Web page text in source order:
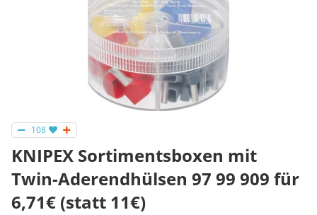
108
KNIPEX Sortimentsboxen mit
Twin-Aderendhülsen 97 99 909 für
6,71€ (statt 11€)